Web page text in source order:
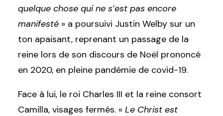
quelque chose qui ne s’est pas encore
manifesté » a poursuivi Justin Welby sur un
ton apaisant, reprenant un passage de la
reine lors de son discours de Noël prononcé
en 2020, en pleine pandémie de covid-19.
Face à lui, le roi Charles III et la reine consort
Camilla, visages fermés. « Le Christ est